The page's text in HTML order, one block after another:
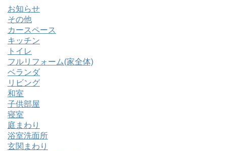
お知らせ
その他
カースペース
キッチン
トイレ
フルリフォーム(家全体)
ベランダ
リビング
和室
子供部屋
寝室
庭まわり
浴室洗面所
玄関まわり